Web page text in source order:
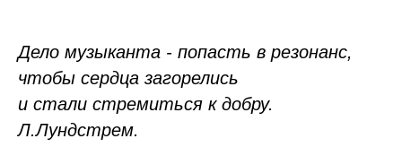
Дело музыканта - попасть в резонанс,
чтобы сердца загорелись
и стали стремиться к добру.
Л.Лундстрем.